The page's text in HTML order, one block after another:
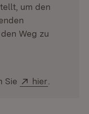
um den
Weg zu
Sie Extern:
hier